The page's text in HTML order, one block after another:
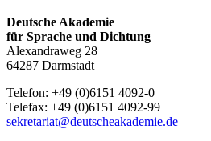
Deutsche Akademie
für Sprache und Dichtung
Alexandraweg 28
64287 Darmstadt
Telefon: +49 (0)6151 4092-0
Telefax: +49 (0)6151 4092-99
sekretariat@deutscheakademie.de